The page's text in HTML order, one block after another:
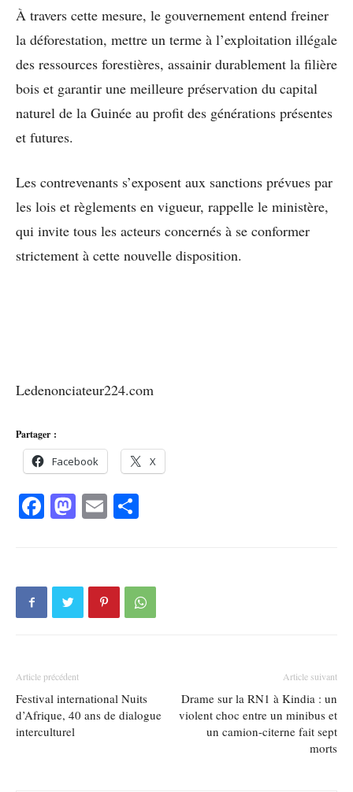
À travers cette mesure, le gouvernement entend freiner
la déforestation, mettre un terme à l’exploitation illégale
des ressources forestières, assainir durablement la filière
bois et garantir une meilleure préservation du capital
naturel de la Guinée au profit des générations présentes
et futures.
Les contrevenants s’exposent aux sanctions prévues par
les lois et règlements en vigueur, rappelle le ministère,
qui invite tous les acteurs concernés à se conformer
strictement à cette nouvelle disposition.
Ledenonciateur224.com
Partager :
Facebook X
Facebook
Mastodon
Email
Article précédent
Festival international Nuits
d’Afrique, 40 ans de dialogue
interculturel
Article suivant
Drame sur la RN1 à Kindia : un
violent choc entre un minibus et
un camion-citerne fait sept
morts